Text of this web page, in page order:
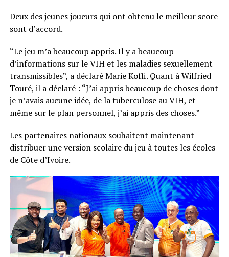
Deux des jeunes joueurs qui ont obtenu le meilleur score
sont d’accord.
“Le jeu m’a beaucoup appris. Il y a beaucoup
d’informations sur le VIH et les maladies sexuellement
transmissibles”, a déclaré Marie Koffi. Quant à Wilfried
Touré, il a déclaré : “J’ai appris beaucoup de choses dont
je n’avais aucune idée, de la tuberculose au VIH, et
même sur le plan personnel, j’ai appris des choses.”
Les partenaires nationaux souhaitent maintenant
distribuer une version scolaire du jeu à toutes les écoles
de Côte d’Ivoire.